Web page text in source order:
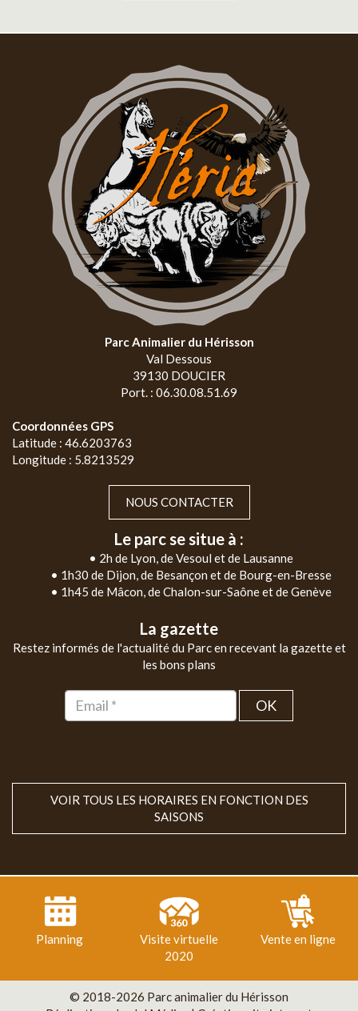
Parc Animalier du Hérisson
Val Dessous
39130 DOUCIER
Port. : 06.30.08.51.69
Coordonnées GPS
Latitude : 46.6203763
Longitude : 5.8213529
NOUS CONTACTER
Le parc se situe à :
• 2h de Lyon, de Vesoul et de Lausanne
• 1h30 de Dijon, de Besançon et de Bourg-en-Bresse
• 1h45 de Mâcon, de Chalon-sur-Saône et de Genève
La gazette
Restez informés de l'actualité du Parc en recevant la gazette et
les bons plans
OK
VOIR TOUS LES HORAIRES EN FONCTION DES
SAISONS
Planning
Visite virtuelle
2020
Vente en ligne
© 2018-2026 Parc animalier du Hérisson